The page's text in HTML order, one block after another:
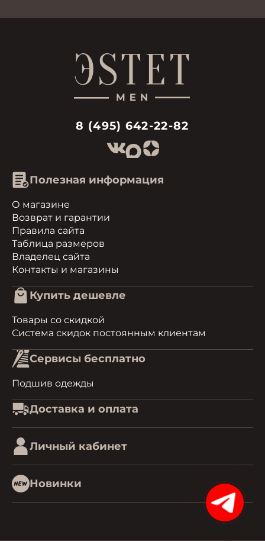
8 (495) 642-22-82
Полезная информация
О магазине
Возврат и гарантии
Правила сайта
Таблица размеров
Владелец сайта
Контакты и магазины
Купить дешевле
Товары со скидкой
Система скидок постоянным клиентам
Сервисы бесплатно
Подшив одежды
Доставка и оплата
Личный кабинет
Новинки
15%